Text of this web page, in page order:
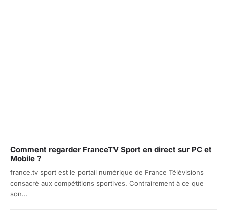
Comment regarder FranceTV Sport en direct sur PC et
Mobile ?
france.tv sport est le portail numérique de France Télévisions
consacré aux compétitions sportives. Contrairement à ce que
son...